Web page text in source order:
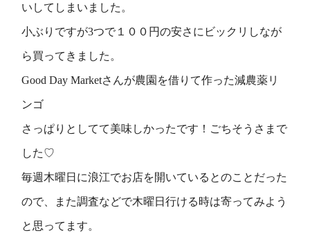
いしてしまいました。
小ぶりですが3つで１００円の安さにビックリしなが
ら買ってきました。
Good Day Marketさんが農園を借りて作った減農薬リ
ンゴ
さっぱりとしてて美味しかったです！ごちそうさまで
した♡
毎週木曜日に浪江でお店を開いているとのことだった
ので、また調査などで木曜日行ける時は寄ってみよう
と思ってます。